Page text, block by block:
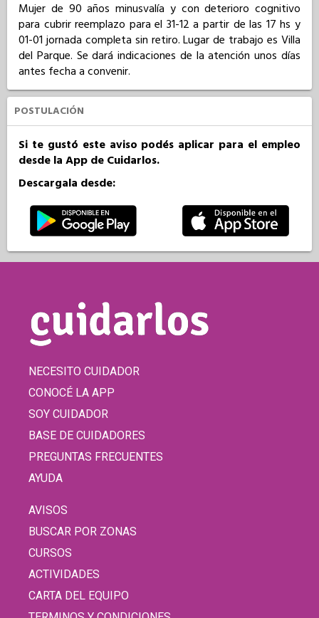
Mujer de 90 años minusvalía y con deterioro cognitivo
para cubrir reemplazo para el 31-12 a partir de las 17 hs y
01-01 jornada completa sin retiro. Lugar de trabajo es Villa
del Parque. Se dará indicaciones de la atención unos días
antes fecha a convenir.
POSTULACIÓN
Si te gustó este aviso podés aplicar para el empleo
desde la App de Cuidarlos.
Descargala desde:
NECESITO CUIDADOR
CONOCÉ LA APP
SOY CUIDADOR
BASE DE CUIDADORES
PREGUNTAS FRECUENTES
AYUDA
AVISOS
BUSCAR POR ZONAS
CURSOS
ACTIVIDADES
CARTA DEL EQUIPO